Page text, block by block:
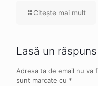
Citeşte mai mult
Lasă un răspuns
Adresa ta de email nu va
sunt marcate cu *